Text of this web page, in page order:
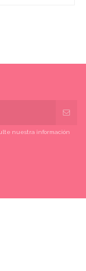
nuestra información